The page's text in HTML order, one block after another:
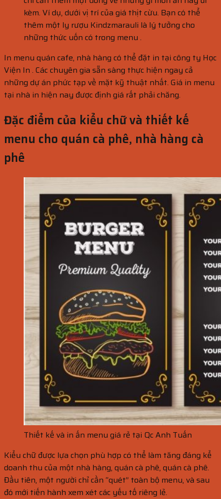
kèm. Ví dụ, dưới vị trí của giá thịt cừu. Bạn có thể
thêm một ly rượu Kindzmarauli là lý tưởng cho
những thức uốn có trong menu .
In menu quán cafe, nhà hàng có thể đặt in tại công ty Học
Viện In . Các chuyên gia sẵn sàng thực hiện ngay cả
những dự án phức tạp về mặt kỹ thuật nhất. Giá in menu
tại nhà in hiện nay được định giá rất phải chăng.
Đặc điểm của kiểu chữ và thiết kế
menu cho quán cà phê, nhà hàng cà
phê
Thiết kế và in ấn menu giá rẻ tại Qc Anh Tuấn
Kiểu chữ được lựa chọn phù hợp có thể làm tăng đáng kể
doanh thu của một nhà hàng, quán cà phê, quán cà phê.
Đầu tiên, một người chỉ cần “quét” toàn bộ menu, và sau
đó mới tiến hành xem xét các yếu tố riêng lẻ.